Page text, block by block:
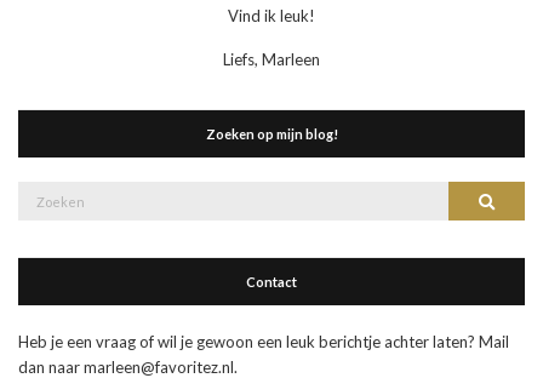
Vind ik leuk!
Liefs, Marleen
Zoeken op mijn blog!
Contact
Heb je een vraag of wil je gewoon een leuk berichtje achter laten? Mail
dan naar marleen@favoritez.nl.